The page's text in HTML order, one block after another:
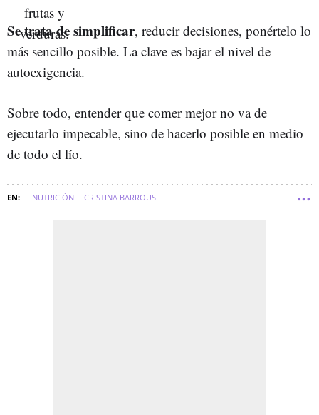
Se trata de simplificar, reducir decisiones, ponértelo lo
más sencillo posible. La clave es bajar el nivel de
autoexigencia.
Sobre todo, entender que comer mejor no va de
ejecutarlo impecable, sino de hacerlo posible en medio
de todo el lío.
NUTRICIÓN CRISTINA BARROUS